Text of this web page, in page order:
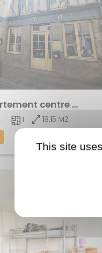
Achat Appartement centre ville
1 18.15 M2
This site